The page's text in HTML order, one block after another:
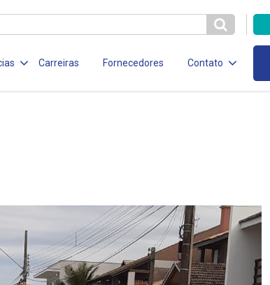
Carreiras Fornecedores Contato